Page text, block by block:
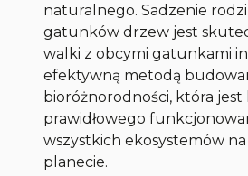
naturalnego. Sadzenie
gatunków drzew jest
walki z obcymi gatunkami
efektywną metodą
bioróżnorodności, która
prawidłowego
wszystkich ekosystemów na
planecie.